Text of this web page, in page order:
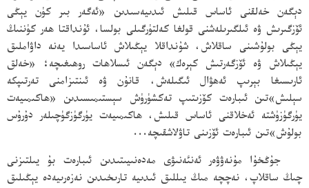
دېگەن خەلقنى ئاساس قىلىش ئىدىيەسىدىن «ئەگەر بىر كۈن يېڭى
ئۆزگىرىش ۋە ئىلگىرىلەشنى قولغا كەلتۈرگىلى بولسا، ئۇنداقتا ھەر كۈننىڭ
يېڭى بولۇشىنى ساقلاش، شۇنداقلا يېڭىلاش ئاساسىدا يەنە داۋاملىق
يېڭىلاش ۋە ئۆزگەرتىش كېرەك» دېگەن ئىسلاھات روھىغىچە؛ «خەلق
ئارىسىغا بېرىپ ئەھۋال ئىگىلەش، قانۇن ۋە ئىنتىزامنى تەرتىپكە
سېلىش»تىن ئىبارەت كۆزىتىپ تەكشۈرۈش سېستىمىسىدىن «ھاكىمىيەت
يۈرگۈزۈشتە ئەخلاقنى ئاساس قىلىش، ھاكىمىيەت يۈرگۈزگۈچىلەر دۇرۇس
بولۇش»تىن ئىبارەت ئۆزىنى تاۋلاشقىچە...
جۇڭخۇا مۇنەۋۋەر ئەنئەنىۋى مەدەنىيىتىدىن ئىبارەت بۇ يىلتىزنى
چىڭ ساقلاپ، نەچچە مىڭ يىللىق ئىدىيە تارىخىدىن نەزەرىيەدە يېڭىلىق